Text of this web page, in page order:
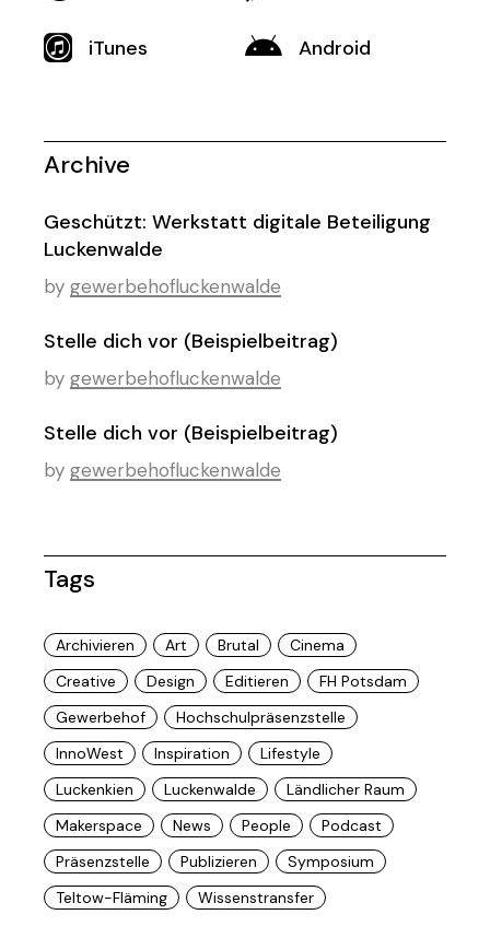
iTunes Android
Archive
Geschützt: Werkstatt digitale Beteiligung
Luckenwalde
by gewerbehofluckenwalde
Stelle dich vor (Beispielbeitrag)
by gewerbehofluckenwalde
Stelle dich vor (Beispielbeitrag)
by gewerbehofluckenwalde
Tags
Archivieren Art Brutal
Cinema
Creative
Design Editieren
FH Potsdam
Gewerbehof
Hochschulpräsenzstelle
InnoWest
Inspiration
Lifestyle
Luckenkien
Luckenwalde
Ländlicher Raum
Makerspace
News People
Podcast
Präsenzstelle
Publizieren
Symposium
Teltow-Fläming
Wissenstransfer